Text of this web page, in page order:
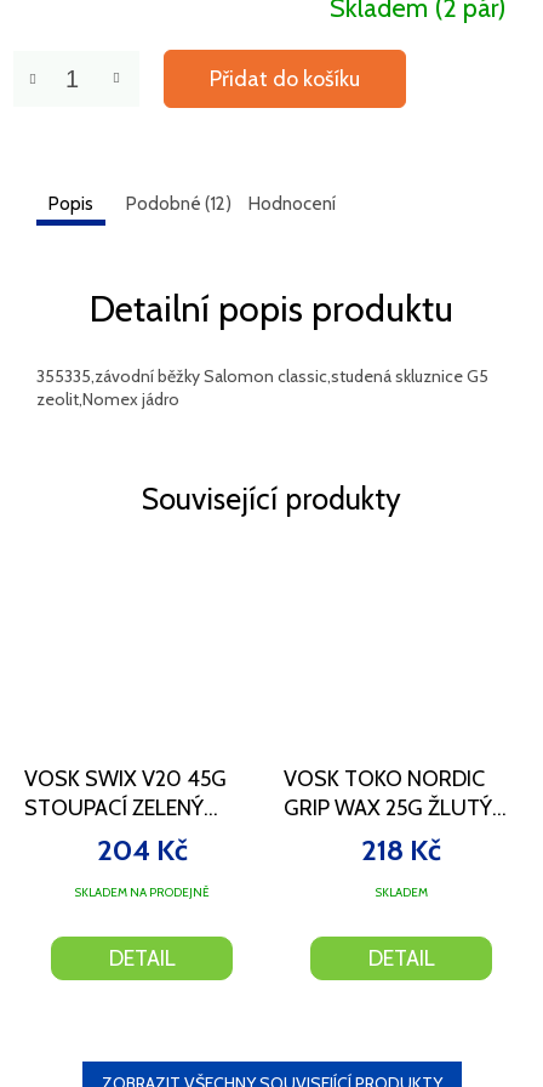
Skladem (2 pár)
Přidat do košíku
Související produkty
VOSK SWIX V20 45G
STOUPACÍ ZELENÝ
-8/-15°C
SKLADEM NA PRODEJNĚ
204 Kč
DETAIL
VOSK TOKO NORDIC
GRIP WAX 25G ŽLUTÝ
SKLADEM
218 Kč
DETAIL
Popis Podobné (12) Hodnocení
Detailní popis produktu
355335,závodní běžky Salomon classic,studená skluznice G5
zeolit,Nomex jádro